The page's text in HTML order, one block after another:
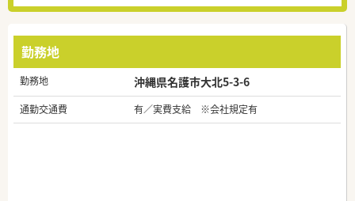
勤務地
勤務地 沖縄県名護市大北5-3-6
通勤交通費 有／実費支給 ※会社規定有